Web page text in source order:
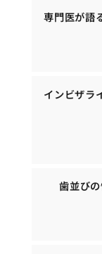
専門医が語
インビザラ
歯並び